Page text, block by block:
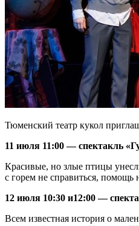
Тюменский театр кукол
11 июля 11:00 — спектакль
Красивые, но злые птицы
с горем не справиться,
12 июля 10:30 и12:00 —
Всем известная история о